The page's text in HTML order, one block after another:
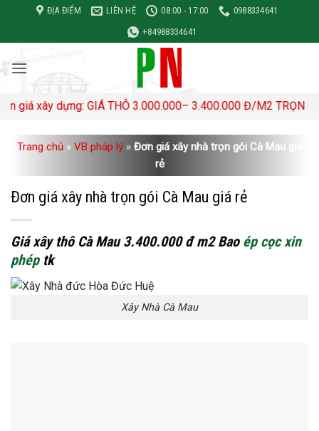
nội
dung
ĐỊA ĐIỂM LIÊN HỆ 08:00 - 17:00
0988334641
+84988334641
GIÁ THÔ 3.000.000– 3.400.000 Đ/M2 TRỌN GÓI
Trang chủ » VB pháp lý » Đơn giá xây nhà trọn gói Cà Mau giá
rẻ
Đơn giá xây nhà trọn gói Cà Mau giá rẻ
Giá xây thô Cà Mau 3.400.000 đ m2 Bao ép cọc xin
phéptk
Xây Nhà Cà Mau